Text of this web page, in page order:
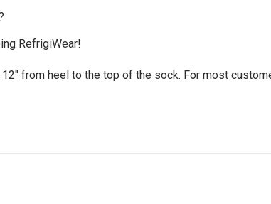
RefrigiWear!
from heel to the top of the sock. For most